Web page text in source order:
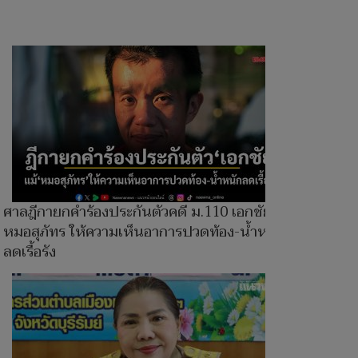
ศาลฎีกายกคำร้องประกันตัวคดี ม.110 เอกชัย แม้
หมอสุภัทร ให้ความเห็นอาการปวดท้อง-น้ำหนัก
ลดเรื้อรัง